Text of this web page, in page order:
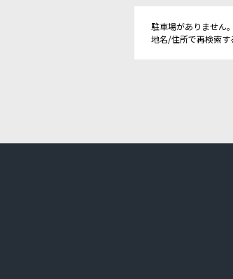
駐車場がありません。
地名/住所で再検索す